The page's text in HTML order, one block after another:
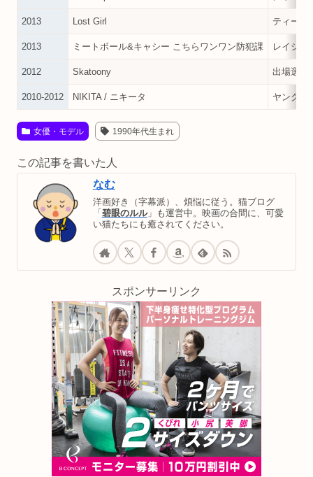
2013 Lost Girl ティーン
2013 ミートボール&キャシー こちらワンワン防犯課 レイシー
2012 Skatoony 出場選手
2010-2012 NIKITA / ニキータ ヤング・
女優・モデル 1990年代生まれ
この記事を書いた人
なむ
洋画好き（字幕派）、煩悩に従う。猫ブログ
「碧眼のルル」も運営中。映画の合間に、可愛
い猫たちにも癒されてください。
スポンサーリンク